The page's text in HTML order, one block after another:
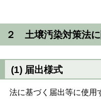
２ 土壌汚染対策法に
(1) 届出様式
法に基づく届出等に使用